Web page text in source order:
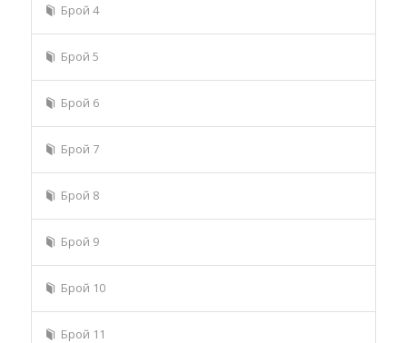
Брой 4
Брой 5
Брой 6
Брой 7
Брой 8
Брой 9
Брой 10
Брой 11